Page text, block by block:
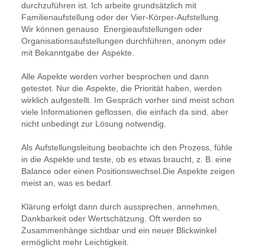
durchzuführen ist. Ich arbeite grundsätzlich mit
Familienaufstellung oder der Vier-Körper-Aufstellung.
Wir können genauso Energieaufstellungen oder
Organisationsaufstellungen durchführen, anonym oder
mit Bekanntgabe der Aspekte.
Alle Aspekte werden vorher besprochen und dann
getestet. Nur die Aspekte, die Priorität haben, werden
wirklich aufgestellt. Im Gespräch vorher sind meist schon
viele Informationen geflossen, die einfach da sind, aber
nicht unbedingt zur Lösung notwendig.
Als Aufstellungsleitung beobachte ich den Prozess, fühle
in die Aspekte und teste, ob es etwas braucht, z. B. eine
Balance oder einen Positionswechsel.Die Aspekte zeigen
meist an, was es bedarf.
Klärung erfolgt dann durch aussprechen, annehmen,
Dankbarkeit oder Wertschätzung. Oft werden so
Zusammenhänge sichtbar und ein neuer Blickwinkel
ermöglicht mehr Leichtigkeit.